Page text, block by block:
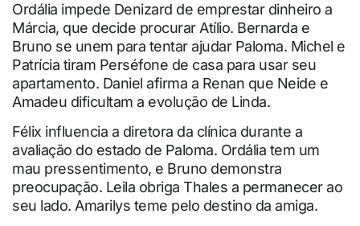
Ordália impede Denizard de emprestar dinheiro a
Márcia, que decide procurar Atílio. Bernarda e
Bruno se unem para tentar ajudar Paloma. Michel e
Patrícia tiram Perséfone de casa para usar seu
apartamento. Daniel afirma a Renan que Neide e
Amadeu dificultam a evolução de Linda.
Félix influencia a diretora da clínica durante a
avaliação do estado de Paloma. Ordália tem um
mau pressentimento, e Bruno demonstra
preocupação. Leila obriga Thales a permanecer ao
seu lado. Amarilys teme pelo destino da amiga.